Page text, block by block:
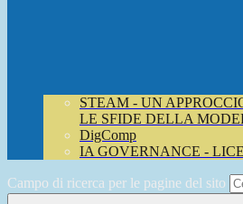
STEAM - UN
LE SFIDE DELLA
DigComp
IA GOVERNANCE -
Campo di ricerca per le pagine del sito